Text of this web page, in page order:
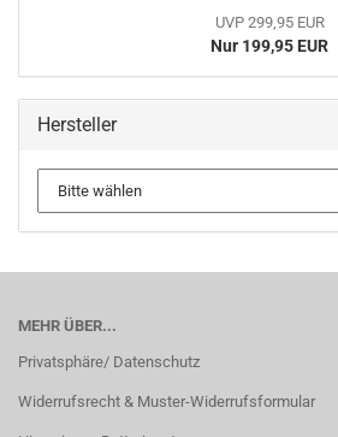
UVP 299,95 EUR
Nur 199,95 EUR
Hersteller
MEHR ÜBER...
Privatsphäre/ Datenschutz
Widerrufsrecht & Muster-Widerrufsformular